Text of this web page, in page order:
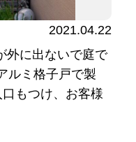
2021.04.22
外に出ないで庭で
ルミ格子戸で製
つけ、お客様